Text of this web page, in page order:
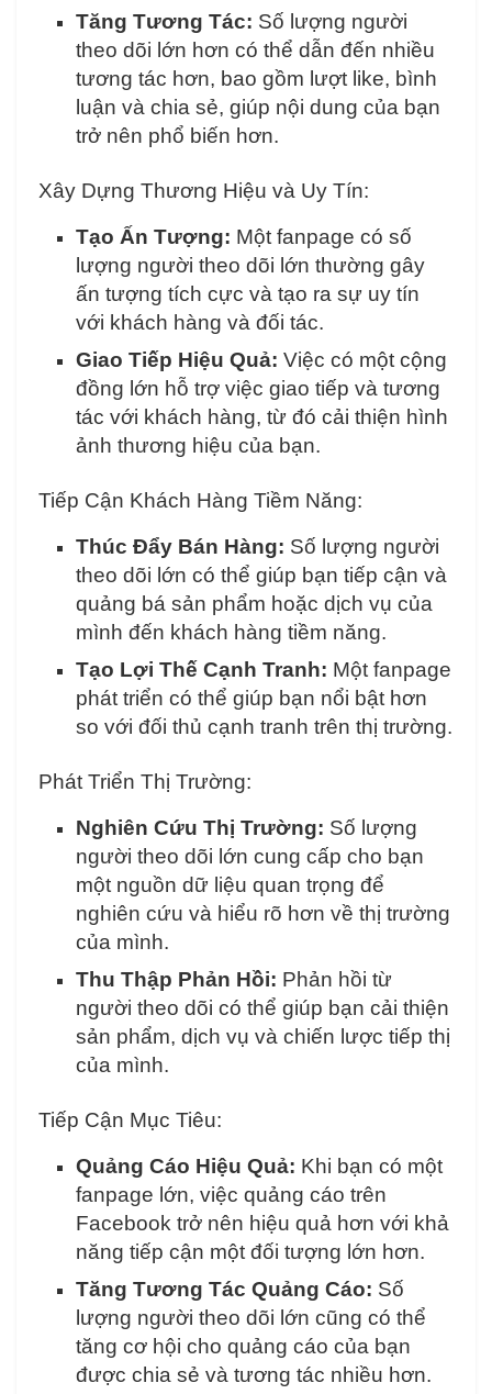
Tăng Tương Tác: Số lượng người
theo dõi lớn hơn có thể dẫn đến nhiều
tương tác hơn, bao gồm lượt like, bình
luận và chia sẻ, giúp nội dung của bạn
trở nên phổ biến hơn.
Xây Dựng Thương Hiệu và Uy Tín:
Tạo Ấn Tượng: Một fanpage có số
lượng người theo dõi lớn thường gây
ấn tượng tích cực và tạo ra sự uy tín
với khách hàng và đối tác.
Giao Tiếp Hiệu Quả: Việc có một cộng
đồng lớn hỗ trợ việc giao tiếp và tương
tác với khách hàng, từ đó cải thiện hình
ảnh thương hiệu của bạn.
Tiếp Cận Khách Hàng Tiềm Năng:
Thúc Đẩy Bán Hàng: Số lượng người
theo dõi lớn có thể giúp bạn tiếp cận và
quảng bá sản phẩm hoặc dịch vụ của
mình đến khách hàng tiềm năng.
Tạo Lợi Thế Cạnh Tranh: Một fanpage
phát triển có thể giúp bạn nổi bật hơn
so với đối thủ cạnh tranh trên thị trường.
Phát Triển Thị Trường:
Nghiên Cứu Thị Trường: Số lượng
người theo dõi lớn cung cấp cho bạn
một nguồn dữ liệu quan trọng để
nghiên cứu và hiểu rõ hơn về thị trường
của mình.
Thu Thập Phản Hồi: Phản hồi từ
người theo dõi có thể giúp bạn cải thiện
sản phẩm, dịch vụ và chiến lược tiếp thị
của mình.
Tiếp Cận Mục Tiêu:
Quảng Cáo Hiệu Quả: Khi bạn có một
fanpage lớn, việc quảng cáo trên
Facebook trở nên hiệu quả hơn với khả
năng tiếp cận một đối tượng lớn hơn.
Tăng Tương Tác Quảng Cáo: Số
lượng người theo dõi lớn cũng có thể
tăng cơ hội cho quảng cáo của bạn
được chia sẻ và tương tác nhiều hơn.